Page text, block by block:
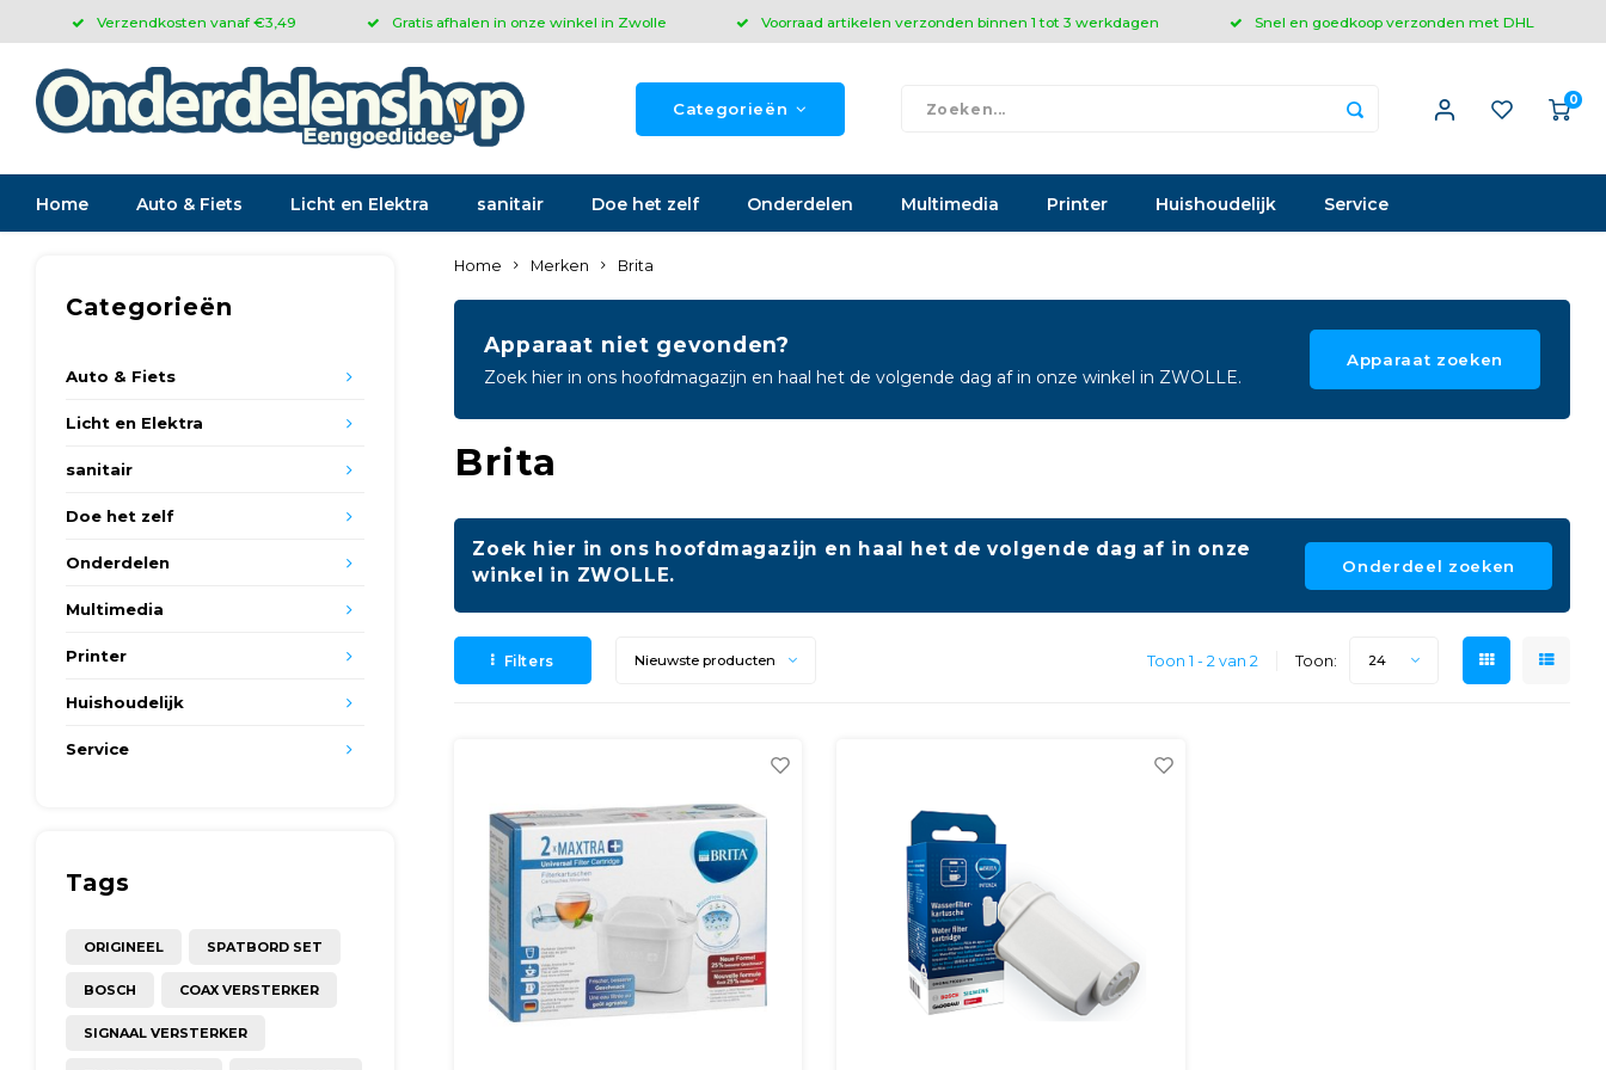
Verzendkosten vanaf €3,49 Gratis afhalen in onze winkel in Zwolle Voorraad artikelen verzonden binnen 1 tot 3 werkdagen Snel en goedkoop verzonden met DHL
Categorieën 0
Home Auto & Fiets Licht en Elektra sanitair Doe het zelf Onderdelen Multimedia Printer Huishoudelijk Service
Categorieën
Auto & Fiets
Licht en Elektra
sanitair
Doe het zelf
Onderdelen
Multimedia
Printer
Huishoudelijk
Service
Tags
ORIGINEEL SPATBORD SET
BOSCH COAX VERSTERKER
SIGNAAL VERSTERKER
Home Merken Brita
Apparaat niet gevonden?
Zoek hier in ons hoofdmagazijn en haal het de volgende dag af in onze winkel in ZWOLLE.
Apparaat zoeken
Brita
Zoek hier in ons hoofdmagazijn en haal het de volgende dag af in onze
winkel in ZWOLLE.
Onderdeel zoeken
Filters Nieuwste producten Toon 1 - 2 van 2 Toon: 24